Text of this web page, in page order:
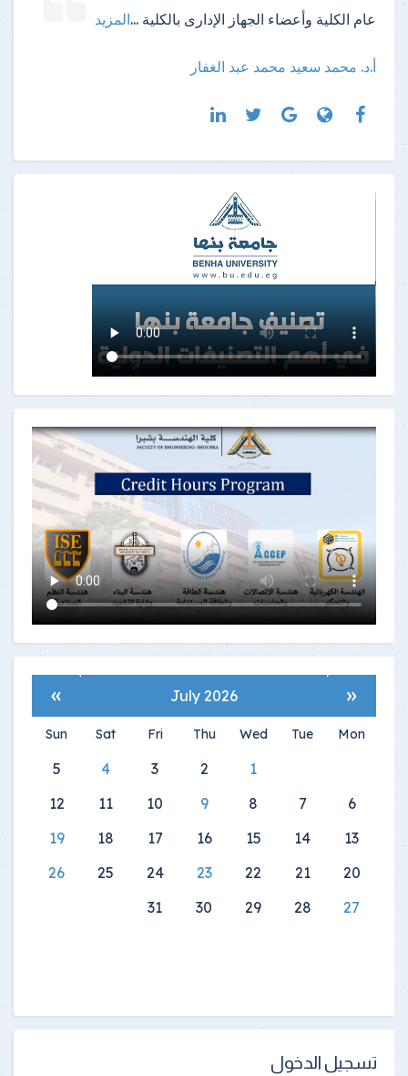
عام الكلية وأعضاء الجهاز الإدارى بالكلية ...المزيد
أ.د. محمد سعيد محمد عبد الغفار
«
July 2026
»
Mon
Tue
Wed
Thu
Fri
Sat
Sun
1
2
3
4
5
6
7
8
9
10
11
12
13
14
15
16
17
18
19
20
21
22
23
24
25
26
27
28
29
30
31
تسجيل الدخول